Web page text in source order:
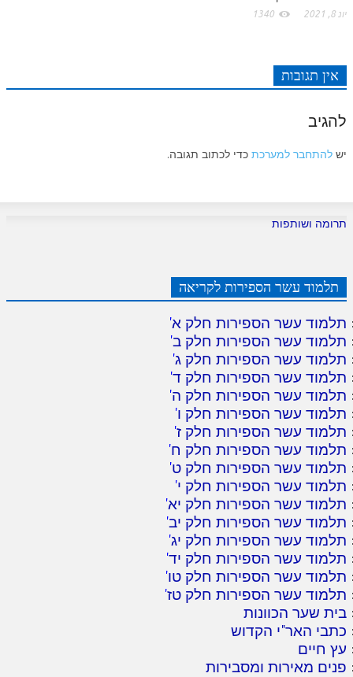
יונ 8, 2021 1340
אין תגובות
להגיב
יש להתחבר למערכת כדי לכתוב תגובה.
תרומה ושותפות
תלמוד עשר הספירות לקריאה
תלמוד עשר הספירות חלק א'
תלמוד עשר הספירות חלק ב'
תלמוד עשר הספירות חלק ג'
תלמוד עשר הספירות חלק ד'
תלמוד עשר הספירות חלק ה'
תלמוד עשר הספירות חלק ו'
תלמוד עשר הספירות חלק ז'
תלמוד עשר הספירות חלק ח'
תלמוד עשר הספירות חלק ט'
תלמוד עשר הספירות חלק י'
תלמוד עשר הספירות חלק יא'
תלמוד עשר הספירות חלק יב'
תלמוד עשר הספירות חלק יג'
תלמוד עשר הספירות חלק יד'
תלמוד עשר הספירות חלק טו'
תלמוד עשר הספירות חלק טז'
בית שער הכוונות
כתבי האר"י הקדוש
עץ חיים
פנים מאירות ומסבירות